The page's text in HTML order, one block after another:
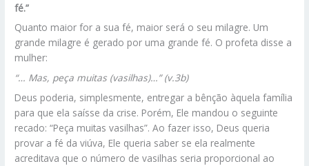
fé.”
Quanto maior for a sua fé, maior será o seu milagre. Um
grande milagre é gerado por uma grande fé. O profeta disse a
mulher:
“… Mas, peça muitas (vasilhas)…” (v.3b)
Deus poderia, simplesmente, entregar a bênção àquela família
para que ela saísse da crise. Porém, Ele mandou o seguinte
recado: “Peça muitas vasilhas”. Ao fazer isso, Deus queria
provar a fé da viúva, Ele queria saber se ela realmente
acreditava que o número de vasilhas seria proporcional ao